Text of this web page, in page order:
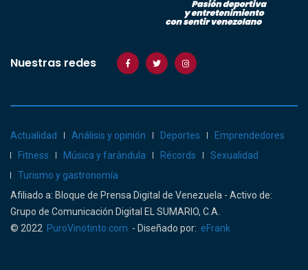
Nuestras redes
Actualidad Análisis y opinión Deportes
Emprendedores
Fitness
Música y farándula Récords
Sexualidad
Turismo y gastronomía
Afiliado a: Bloque de Prensa Digital de Venezuela - Activo de:
Grupo de Comunicación Digital EL SUMARIO, C.A.
© 2022 PuroVinotinto.com - Diseñado por: eFrank